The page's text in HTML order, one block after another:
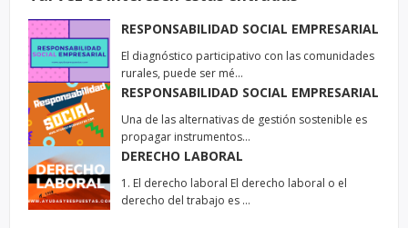
RESPONSABILIDAD SOCIAL EMPRESARIAL
El diagnóstico participativo con las comunidades
rurales, puede ser mé…
RESPONSABILIDAD SOCIAL EMPRESARIAL
Una de las alternativas de gestión sostenible es
propagar instrumentos…
DERECHO LABORAL
1. El derecho laboral El derecho laboral o el
derecho del trabajo es …